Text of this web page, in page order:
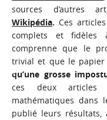
sources d’autres
Wikipédia. Ces
complets et fidèles
comprenne que le
trivial et que le papier
qu’une grosse
ces deux articles
mathématiques dans
publié leurs